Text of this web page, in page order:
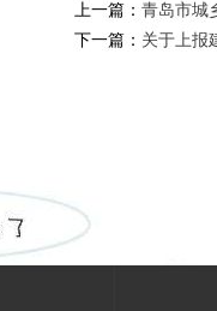
上一篇： 青岛市城
下一篇： 关于上报